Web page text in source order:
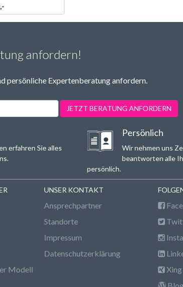
anfordern!
persönliche Expertenberatung anfordern.
JETZT BERATUNG ANFORDERN
erfahren Sie alles
Persönlich
Wir nehmen uns
beantworten alle
persönlich.
Modell
UNSER KONTAKT
Ansprechpartner
Standorte
Impressum
Datenschutzerklärung
Xing